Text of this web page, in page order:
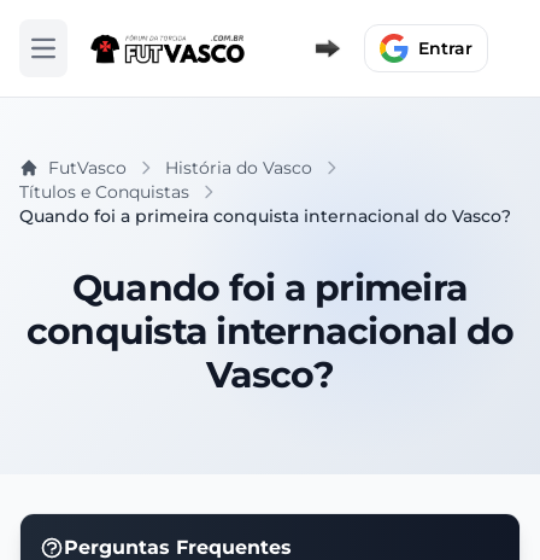
Abrir menu Entrar
FutVasco
História do Vasco
Títulos e Conquistas
Quando foi a primeira conquista internacional do Vasco?
Quando foi a primeira
conquista internacional do
Vasco?
Perguntas Frequentes